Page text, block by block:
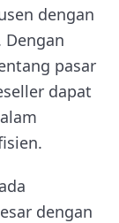
dengan
Dengan
pasar
dapat
dengan